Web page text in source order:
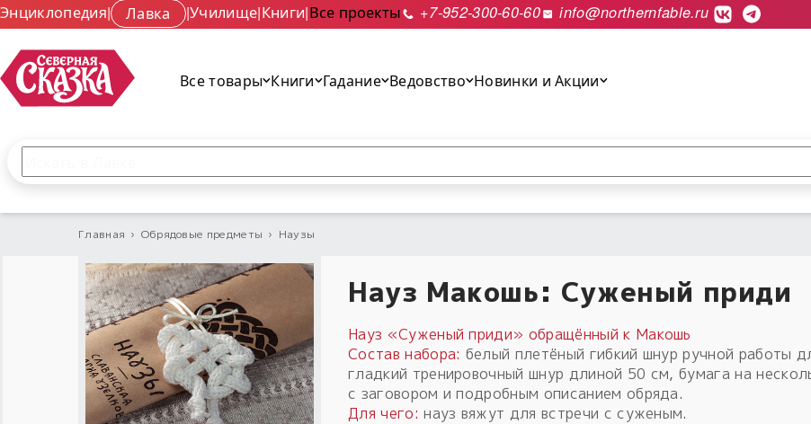
Энциклопедия| Лавка |Училище|Книги|Все проекты +7-952-300-60-60 info@northernfable.ru
Все товары Книги Гадание Ведовство Новинки и Акции
Главная › Обрядовые предметы › Наузы
Науз Макошь: Суженый приди
Науз «Суженый приди» обращённый к Макошь
Состав набора: белый плетёный гибкий шнур ручной работы
гладкий тренировочный шнур длиной 50 см, бумага на
с заговором и подробным описанием обряда.
Для чего: науз вяжут для встречи с суженым.